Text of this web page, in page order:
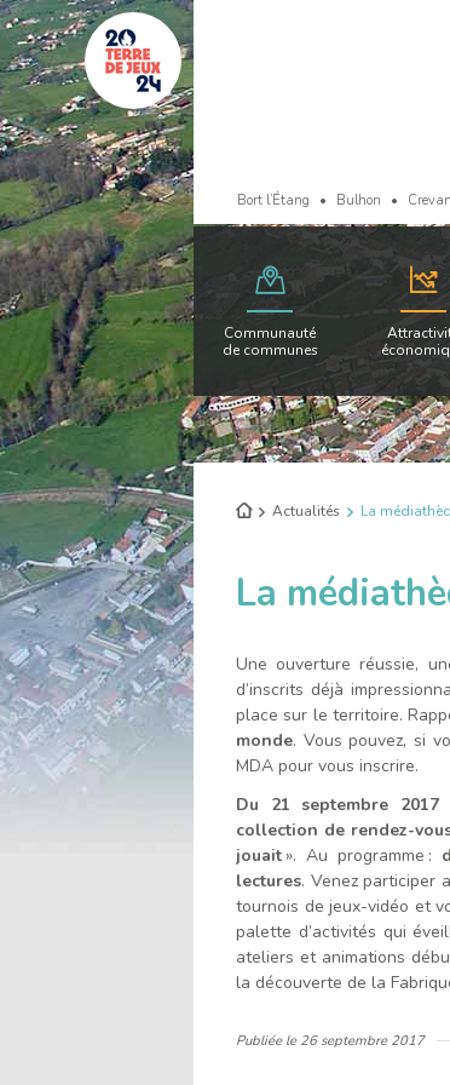
Bort l’Étang Bulhon
Communauté
de communes
Retour
Actualités La
La
Une ouverture réussie,
d’inscrits déjà
place sur le territoire.
monde. Vous pouvez, si
MDA pour vous inscrire.
Du 21 septembre
collection de rendez-
jouait ». Au programme :
lectures. Venez participer
tournois de jeux-vidéo et
palette d’activités qui
ateliers et animations
la découverte de la
Publiée le26 septembre 2017